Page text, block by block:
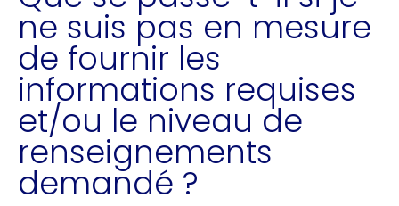
ne suis pas en mesure
de fournir les
informations requises
et/ou le niveau de
renseignements
demandé ?